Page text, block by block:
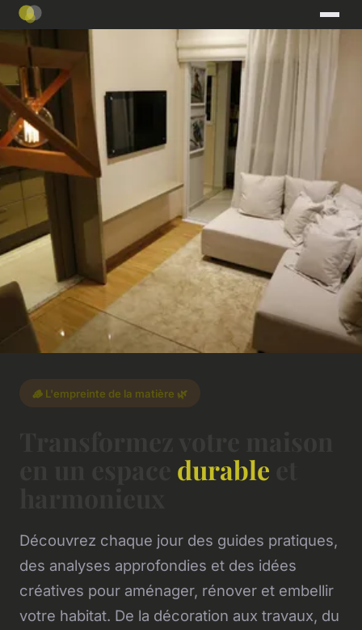
🪵 L'empreinte de la matière 🌿
durable
Découvrez chaque jour des guides pratiques,
des analyses approfondies et des idées
créatives pour aménager, rénover et embellir
votre habitat. De la décoration aux travaux, du